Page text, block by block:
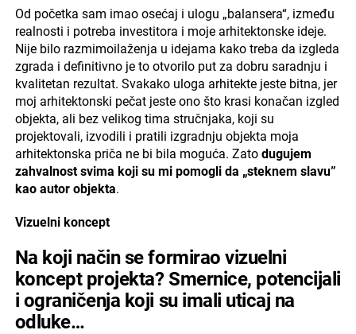
Od početka sam imao osećaj i ulogu „balansera“, između
realnosti i potreba investitora i moje arhitektonske ideje.
Nije bilo razmimoilaženja u idejama kako treba da izgleda
zgrada i definitivno je to otvorilo put za dobru saradnju i
kvalitetan rezultat. Svakako uloga arhitekte jeste bitna, jer
moj arhitektonski pečat jeste ono što krasi konačan izgled
objekta, ali bez velikog tima stručnjaka, koji su
projektovali, izvodili i pratili izgradnju objekta moja
arhitektonska priča ne bi bila moguća. Zato dugujem
zahvalnost svima koji su mi pomogli da „steknem slavu”
kao autor objekta.
Vizuelni koncept
Na koji način se formirao vizuelni
koncept projekta? Smernice, potencijali
i ograničenja koji su imali uticaj na
odluke…